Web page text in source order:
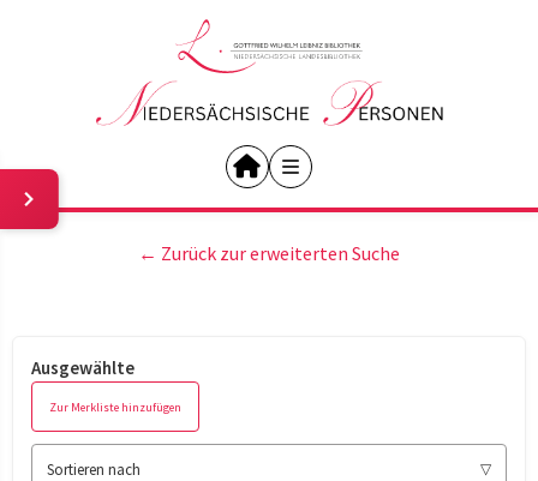
← Zurück zur erweiterten Suche
Ausgewählte
Zur Merkliste hinzufügen
Sortieren nach